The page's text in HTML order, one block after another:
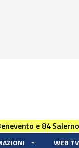
e 84 Salerno
WEB TV